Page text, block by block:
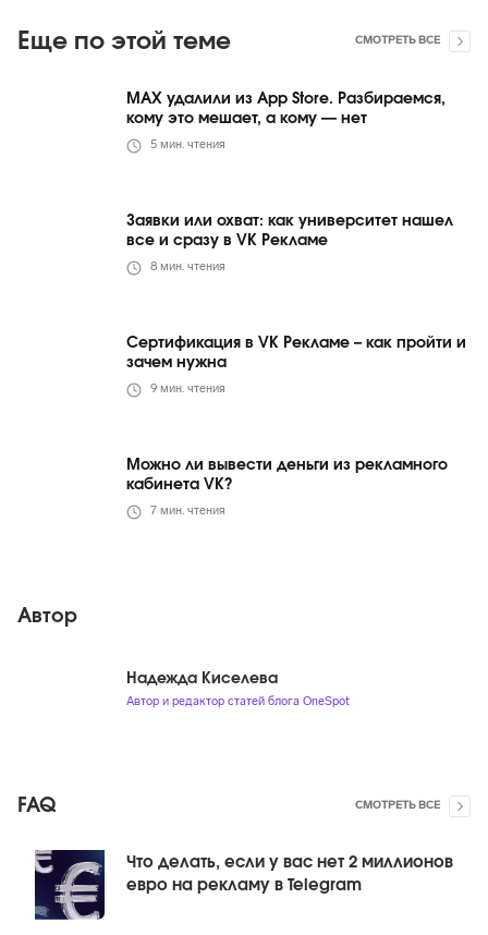
Еще по этой теме СМОТРЕТЬ ВСЕ
MAX удалили из App Store. Разбираемся,
кому это мешает, а кому — нет
5 мин. чтения
Заявки или охват: как университет нашел
все и сразу в VK Рекламе
8 мин. чтения
Сертификация в VK Рекламе – как пройти и
зачем нужна
9 мин. чтения
Можно ли вывести деньги из рекламного
кабинета VK?
7 мин. чтения
Автор
Надежда Киселева
Автор и редактор статей блога OneSpot
FAQ СМОТРЕТЬ ВСЕ
Что делать, если у вас нет 2 миллионов
евро на рекламу в Telegram